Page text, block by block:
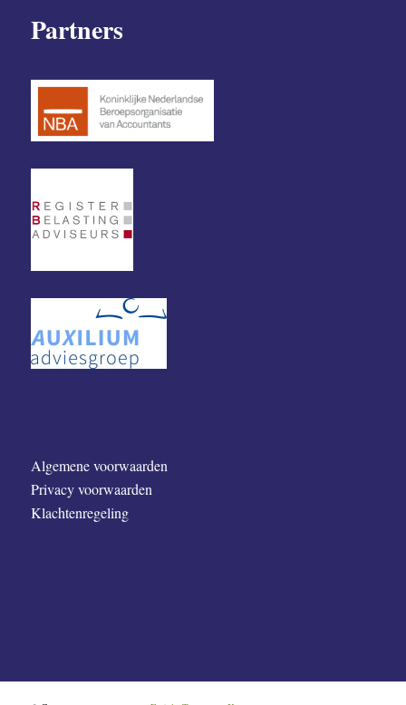
Partners
Algemene voorwaarden
Privacy voorwaarden
Klachtenregeling